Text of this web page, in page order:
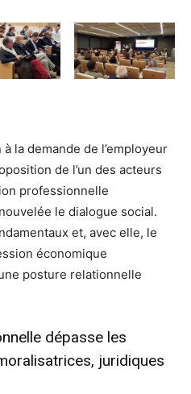
la demande de l’employeur
de l’un des acteurs
professionnelle
le dialogue social.
et, avec elle, le
économique
posture relationnelle
dépasse les
juridiques